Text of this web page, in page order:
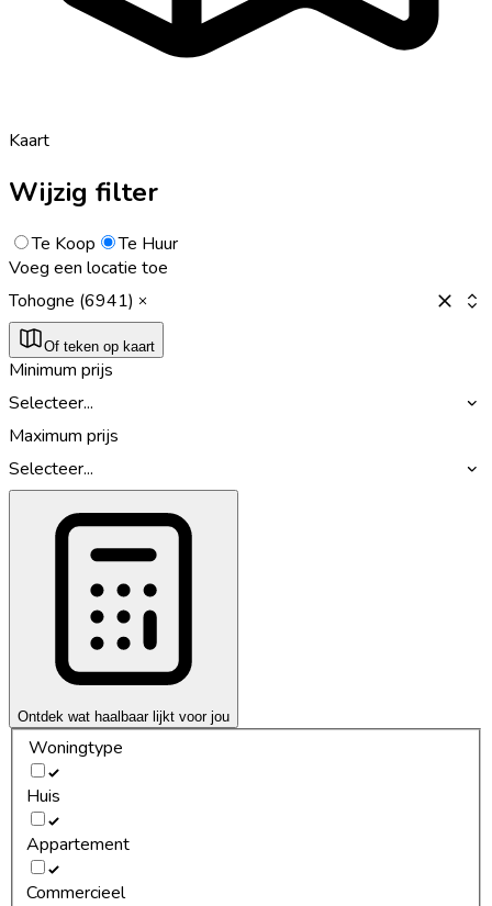
Kaart
Wijzig filter
Te Koop
Te Huur
Voeg een locatie toe
Tohogne (6941)
Of teken op kaart
Minimum prijs
Selecteer...
Maximum prijs
Selecteer...
Ontdek wat haalbaar lijkt voor jou
Woningtype
Huis
Appartement
Commercieel